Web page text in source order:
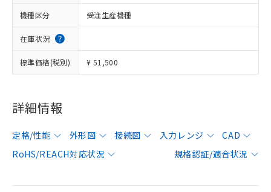
機種区分 受注生産機種
在庫状況
標準価格(税別) ¥ 51,500
詳細情報
定格/性能 外形図 接続図 入力レンジ
CAD
RoHS/REACH対応状況
規格認証/適合状況